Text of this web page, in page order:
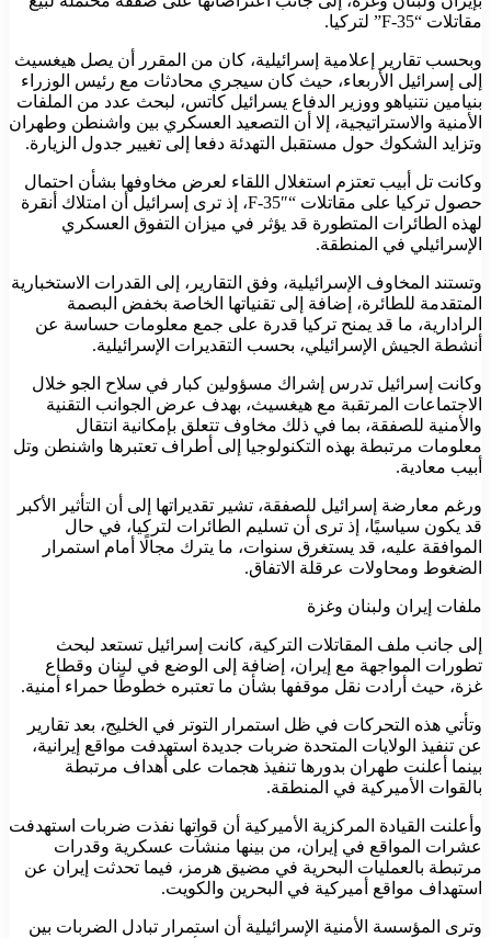
مقاتلات “F-35” لتركيا.
وبحسب تقارير إعلامية إسرائيلية، كان من المقرر أن يصل هيغسيث
إلى إسرائيل الأربعاء، حيث كان سيجري محادثات مع رئيس الوزراء
بنيامين نتنياهو ووزير الدفاع يسرائيل كاتس، لبحث عدد من الملفات
الأمنية والاستراتيجية، إلا أن التصعيد العسكري بين واشنطن وطهران
وتزايد الشكوك حول مستقبل التهدئة دفعا إلى تغيير جدول الزيارة.
وكانت تل أبيب تعتزم استغلال اللقاء لعرض مخاوفها بشأن احتمال
حصول تركيا على مقاتلات “F-35″، إذ ترى إسرائيل أن امتلاك أنقرة
لهذه الطائرات المتطورة قد يؤثر في ميزان التفوق العسكري
الإسرائيلي في المنطقة.
وتستند المخاوف الإسرائيلية، وفق التقارير، إلى القدرات الاستخبارية
المتقدمة للطائرة، إضافة إلى تقنياتها الخاصة بخفض البصمة
الرادارية، ما قد يمنح تركيا قدرة على جمع معلومات حساسة عن
أنشطة الجيش الإسرائيلي، بحسب التقديرات الإسرائيلية.
وكانت إسرائيل تدرس إشراك مسؤولين كبار في سلاح الجو خلال
الاجتماعات المرتقبة مع هيغسيث، بهدف عرض الجوانب التقنية
والأمنية للصفقة، بما في ذلك مخاوف تتعلق بإمكانية انتقال
معلومات مرتبطة بهذه التكنولوجيا إلى أطراف تعتبرها واشنطن وتل
أبيب معادية.
ورغم معارضة إسرائيل للصفقة، تشير تقديراتها إلى أن التأثير الأكبر
قد يكون سياسيًا، إذ ترى أن تسليم الطائرات لتركيا، في حال
الموافقة عليه، قد يستغرق سنوات، ما يترك مجالًا أمام استمرار
الضغوط ومحاولات عرقلة الاتفاق.
ملفات إيران ولبنان وغزة
إلى جانب ملف المقاتلات التركية، كانت إسرائيل تستعد لبحث
تطورات المواجهة مع إيران، إضافة إلى الوضع في لبنان وقطاع
غزة، حيث أرادت نقل موقفها بشأن ما تعتبره خطوطًا حمراء أمنية.
وتأتي هذه التحركات في ظل استمرار التوتر في الخليج، بعد تقارير
عن تنفيذ الولايات المتحدة ضربات جديدة استهدفت مواقع إيرانية،
بينما أعلنت طهران بدورها تنفيذ هجمات على أهداف مرتبطة
بالقوات الأميركية في المنطقة.
وأعلنت القيادة المركزية الأميركية أن قواتها نفذت ضربات استهدفت
عشرات المواقع في إيران، من بينها منشآت عسكرية وقدرات
مرتبطة بالعمليات البحرية في مضيق هرمز، فيما تحدثت إيران عن
استهداف مواقع أميركية في البحرين والكويت.
وترى المؤسسة الأمنية الإسرائيلية أن استمرار تبادل الضربات بين